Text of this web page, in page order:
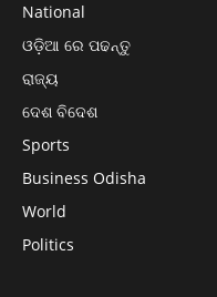
National
ଓଡ଼ିଆ ରେ ପଢନ୍ତୁ
ରାଜ୍ୟ
ଦେଶ ବିଦେଶ
Sports
Business Odisha
World
Politics